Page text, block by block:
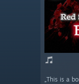
„This is a